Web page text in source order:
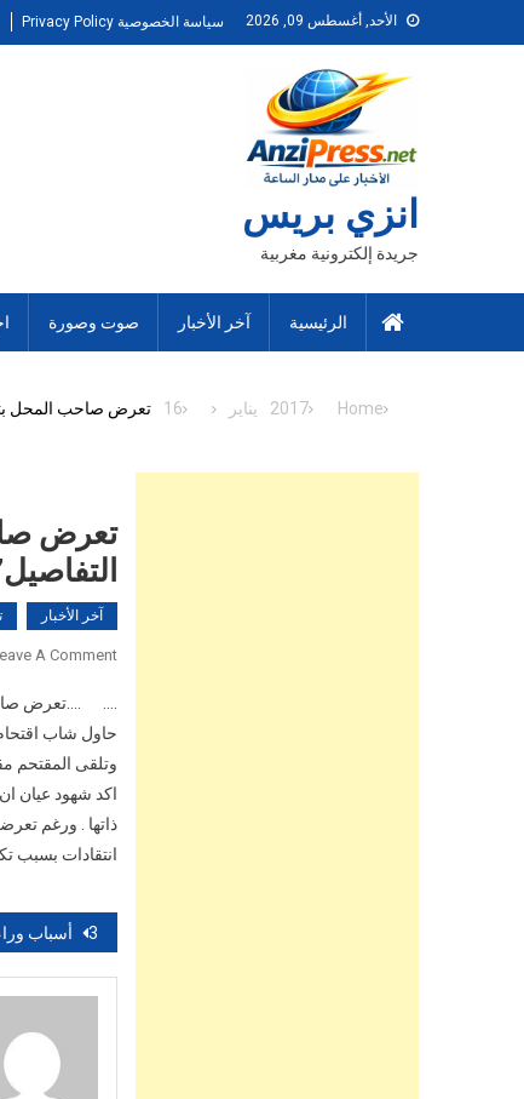
to
الأحد, أغسطس 09, 2026 سياسة الخصوصية Privacy Policy
انزي بريس
جريدة إلكترونية مغربية
الرئيسية آخر الأخبار صوت وصورة
Home
2017 يناير 16 تعرض صاحب المحل
تعرض
آخر الأخبار
A Comment
…. ….تعرض صاحب
حاول شاب
وتلقى المقتحم
اكد شهود عيان
ذاتها . ورغم
انتقادات بسبب
تصفّح
3 أسباب وراء انخفاض الرغبة الجنسية لدى المرأة أبرزها ضغوطات العمل